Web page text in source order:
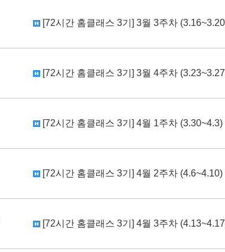
[72시간 홈클래스 3기] 3월 3주차
[72시간 홈클래스 3기] 3월 4주차
[72시간 홈클래스 3기] 4월 1주차 (3.30~4.3)
[72시간 홈클래스 3기] 4월 2주차 (4.6~4.10)
[72시간 홈클래스 3기] 4월 3주차